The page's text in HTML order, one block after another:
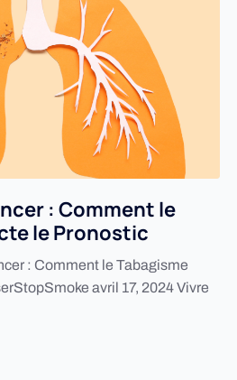
: Comment le
le Pronostic
: Comment le Tabagisme
avril 17, 2024 Vivre